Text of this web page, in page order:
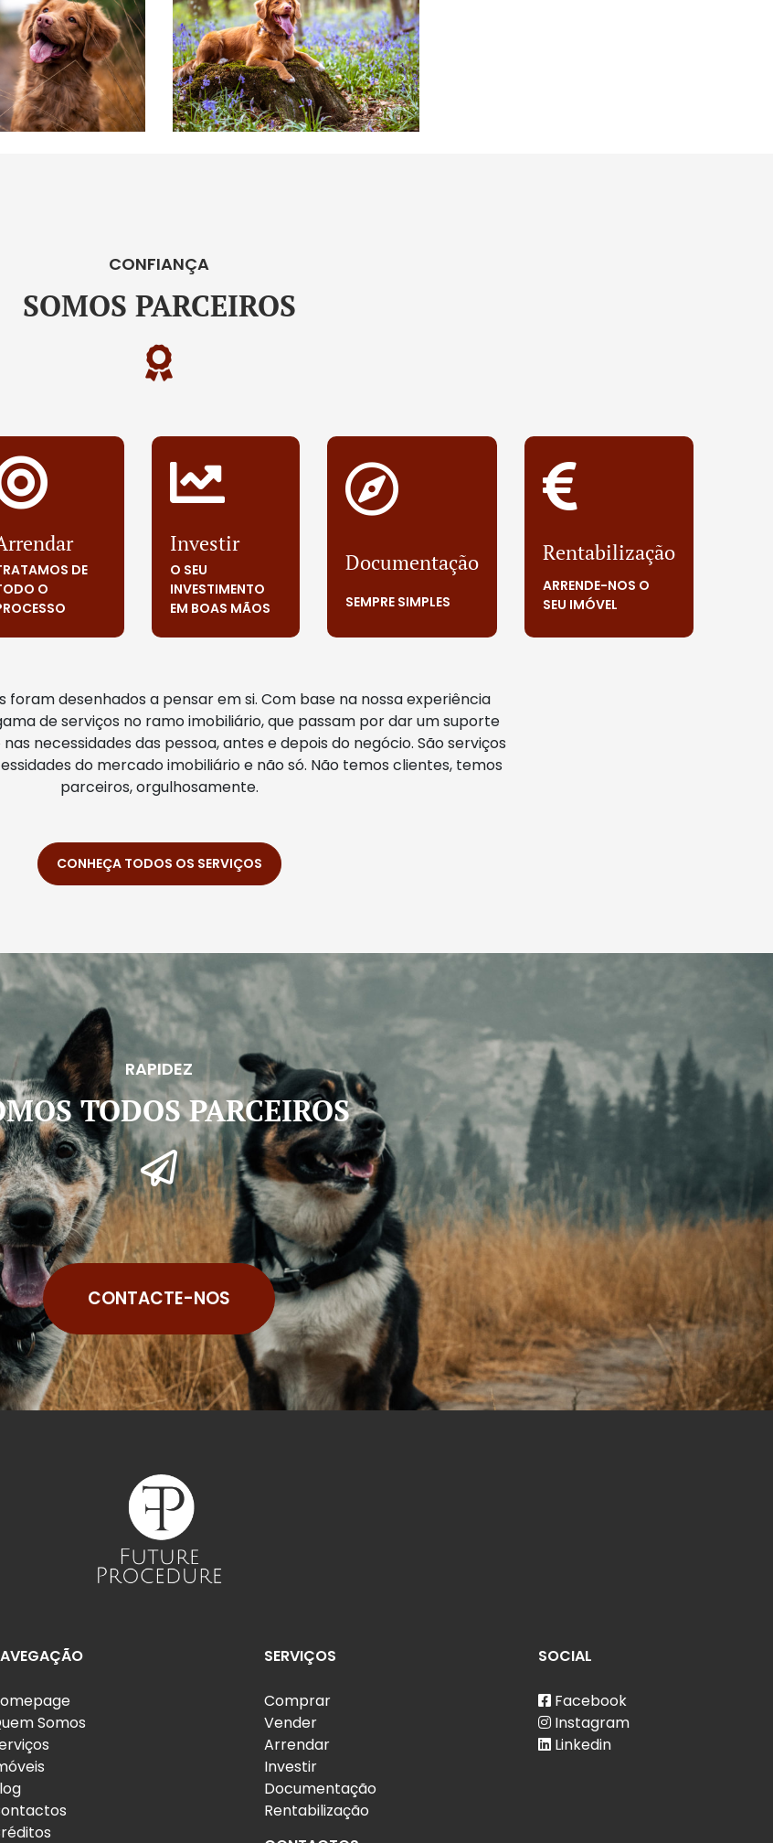
CONFIANÇA
SOMOS PARCEIROS
DE
O
Investir
O SEU
INVESTIMENTO
EM BOAS MÃOS
Documentação
SEMPRE SIMPLES
Rentabilização
ARRENDE-NOS O
SEU IMÓVEL
foram desenhados a pensar em si. Com base na nossa experiência
de serviços no ramo imobiliário, que passam por dar um suporte
necessidades das pessoa, antes e depois do negócio. São serviços
do mercado imobiliário e não só. Não temos clientes, temos
parceiros, orgulhosamente.
CONHEÇA TODOS OS SERVIÇOS
RAPIDEZ
TODOS PARCEIROS
CONTACTE-NOS
Somos
SERVIÇOS
Comprar
Vender
Arrendar
Investir
Documentação
Rentabilização
SOCIAL
Facebook
Instagram
Linkedin